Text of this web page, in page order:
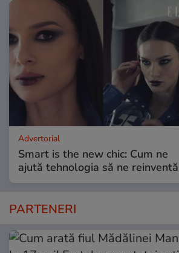
Advertorial
Smart is the new chic: Cum ne
ajută tehnologia să ne
PARTENERI